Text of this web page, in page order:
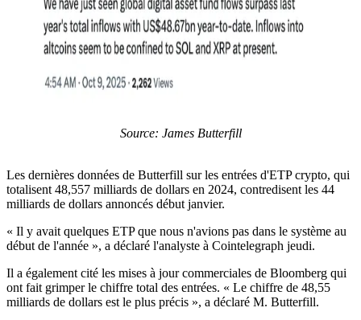
Source: James Butterfill
Les dernières données de Butterfill sur les entrées d'ETP crypto, qui
totalisent 48,557 milliards de dollars en 2024, contredisent les 44
milliards de dollars annoncés début janvier.
« Il y avait quelques ETP que nous n'avions pas dans le système au
début de l'année », a déclaré l'analyste à Cointelegraph jeudi.
Il a également cité les mises à jour commerciales de Bloomberg qui
ont fait grimper le chiffre total des entrées. « Le chiffre de 48,55
milliards de dollars est le plus précis », a déclaré M. Butterfill.